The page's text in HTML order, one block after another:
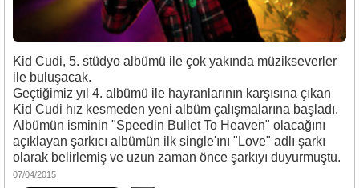
Kid Cudi, 5. stüdyo albümü ile çok yakında müzikseverler
ile buluşacak.
Geçtiğimiz yıl 4. albümü ile hayranlarının karşısına çıkan
Kid Cudi hız kesmeden yeni albüm çalışmalarına başladı.
Albümün isminin "Speedin Bullet To Heaven" olacağını
açıklayan şarkıcı albümün ilk single'ını "Love" adlı şarkı
olarak belirlemiş ve uzun zaman önce şarkıyı duyurmuştu.
07/04/2015